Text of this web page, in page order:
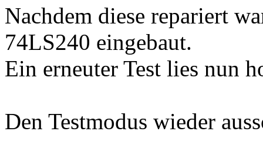
Nachdem diese repariert
74LS240 eingebaut.
Ein erneuter Test lies nun
Den Testmodus wieder